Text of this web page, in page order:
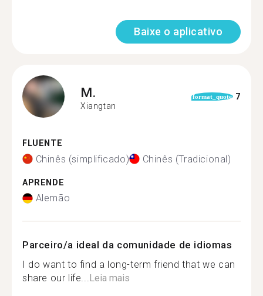
Baixe o aplicativo
M.
Xiangtan
format_quote 7
FLUENTE
Chinês (simplificado) Chinês (Tradicional)
APRENDE
Alemão
Parceiro/a ideal da comunidade de idiomas
I do want to find a long-term friend that we can
share our life...Leia mais